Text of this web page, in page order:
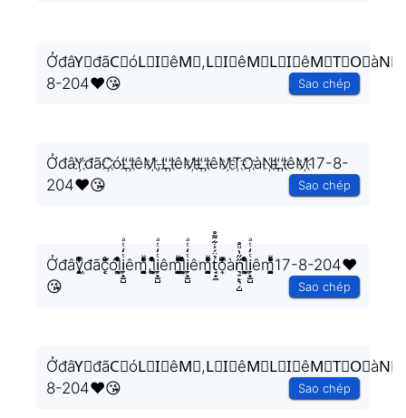
8-204❤️😘
Sao chép
ỞđâY҉đãC҉óL҉I҉êM҉,L҉I҉êM҉L҉I҉êM҉T҉O҉àN҉L҉I҉êM҉17-8-
204❤️😘
Sao chép
Ởđây͉̝͖̻̯ͮ̒̂ͮ͋ͫͨđãc͔ͣͦ́́͂ͅól͕͖͉̭̰ͬ̍ͤ͆̊ͨi̞̟̫̺ͭ̒ͭͣêm̘͈̺̪͓ͩ͂̾ͪ̀̋,l͕͖͉̭̰ͬ̍ͤ͆̊ͨi̞̟̫̺ͭ̒ͭͣêm̘͈̺̪͓ͩ͂̾ͪ̀̋l͕͖͉̭̰ͬ̍ͤ͆̊ͨi̞̟̫̺ͭ̒ͭͣêm̘͈̺̪͓ͩ͂̾ͪ̀̋t̘̟̼̉̈́͐͋͌̊o͎̜̓̇ͫ̉͊ͨ͊àn͉̠̙͉̗̺̋̋̔ͧ̊l͕͖͉̭̰ͬ̍ͤ͆̊ͨi̞̟̫̺ͭ̒ͭͣêm̘͈̺̪͓ͩ͂̾ͪ̀̋17-8-204❤️
😘
Sao chép
8-204❤️😘
Sao chép